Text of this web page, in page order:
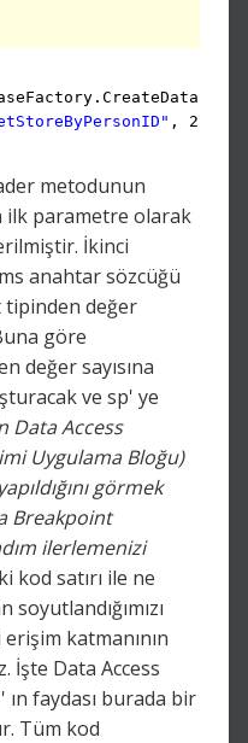
, 277);
metodunun
ilk parametre olarak
İkinci
anahtar sözcüğü
tipinden değer
göre
değer sayısına
ve sp' ye
Data Access
Uygulama Bloğu)
görmek
Breakpoint
ilerlemenizi
kod satırı ile ne
soyutlandığımızı
katmanının
İşte Data Access
faydası burada bir
Tüm kod